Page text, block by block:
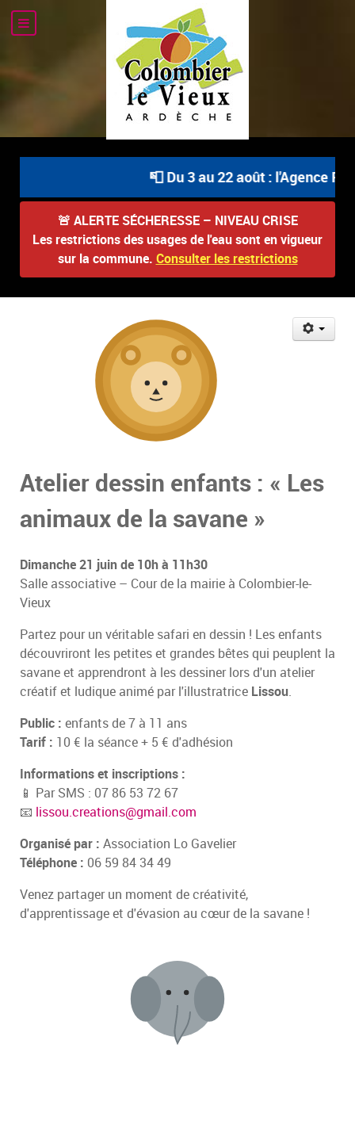
📮 Du 3 au 22 août : l'Agence
🚨 ALERTE SÉCHERESSE – NIVEAU CRISE
Les restrictions des usages de l'eau sont en vigueur
sur la commune. Consulter les restrictions
Atelier dessin enfants : « Les
animaux de la savane »
Dimanche 21 juin de 10h à 11h30
Salle associative – Cour de la mairie à Colombier-le-
Vieux
Partez pour un véritable safari en dessin ! Les enfants
découvriront les petites et grandes bêtes qui peuplent la
savane et apprendront à les dessiner lors d'un atelier
créatif et ludique animé par l'illustratrice Lissou.
Public : enfants de 7 à 11 ans
Tarif : 10 € la séance + 5 € d'adhésion
Informations et inscriptions :
📱 Par SMS : 07 86 53 72 67
📧 lissou.creations@gmail.com
Organisé par : Association Lo Gavelier
Téléphone : 06 59 84 34 49
Venez partager un moment de créativité,
d'apprentissage et d'évasion au cœur de la savane !